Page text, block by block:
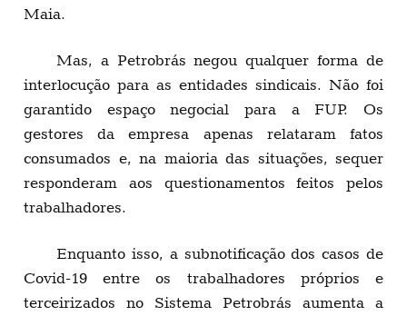
Maia.
Mas, a Petrobrás negou qualquer forma de
interlocução para as entidades sindicais. Não foi
garantido espaço negocial para a FUP. Os
gestores da empresa apenas relataram fatos
consumados e, na maioria das situações, sequer
responderam aos questionamentos feitos pelos
trabalhadores.
Enquanto isso, a subnotificação dos casos de
Covid-19 entre os trabalhadores próprios e
terceirizados no Sistema Petrobrás aumenta a